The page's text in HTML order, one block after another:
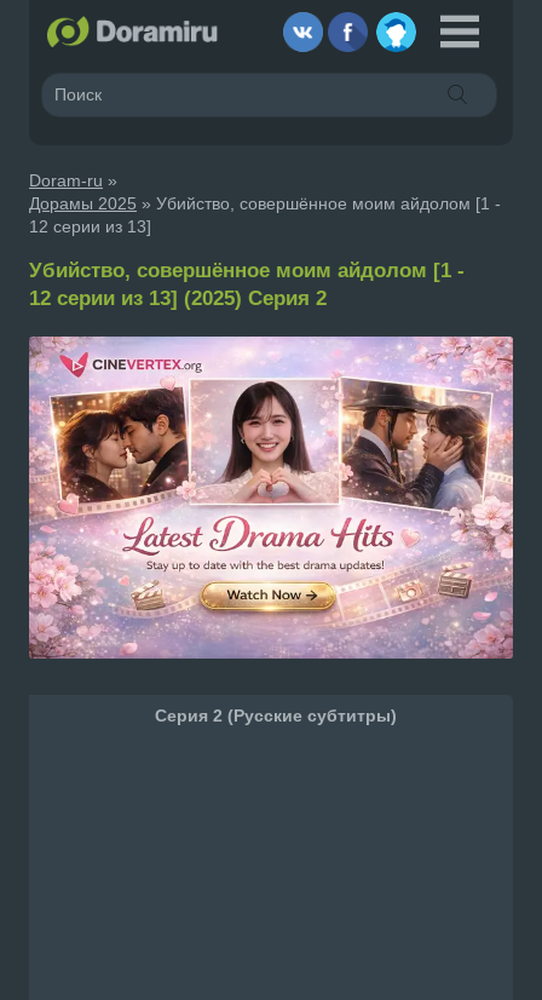
Doram-ru »
Дорамы 2025 » Убийство, совершённое моим айдолом [1 -
12 серии из 13]
Убийство, совершённое моим айдолом [1 -
12 серии из 13] (2025) Серия 2
Серия 2 (Русские субтитры)